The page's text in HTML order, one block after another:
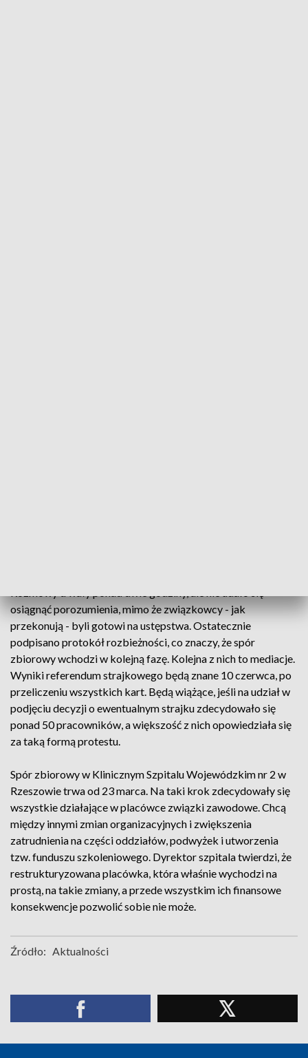
osiągnąć porozumienia, mimo że związkowcy - jak
przekonują - byli gotowi na ustępstwa. Ostatecznie
podpisano protokół rozbieżności, co znaczy, że spór
zbiorowy wchodzi w kolejną fazę. Kolejna z nich to mediacje.
Wyniki referendum strajkowego będą znane 10 czerwca, po
przeliczeniu wszystkich kart. Będą wiążące, jeśli na udział w
podjęciu decyzji o ewentualnym strajku zdecydowało się
ponad 50 pracowników, a większość z nich opowiedziała się
za taką formą protestu.
Spór zbiorowy w Klinicznym Szpitalu Wojewódzkim nr 2 w
Rzeszowie trwa od 23 marca. Na taki krok zdecydowały się
wszystkie działające w placówce związki zawodowe. Chcą
między innymi zmian organizacyjnych i zwiększenia
zatrudnienia na części oddziałów, podwyżek i utworzenia
tzw. funduszu szkoleniowego. Dyrektor szpitala twierdzi, że
restrukturyzowana placówka, która właśnie wychodzi na
prostą, na takie zmiany, a przede wszystkim ich finansowe
konsekwencje pozwolić sobie nie może.
Źródło: Aktualności